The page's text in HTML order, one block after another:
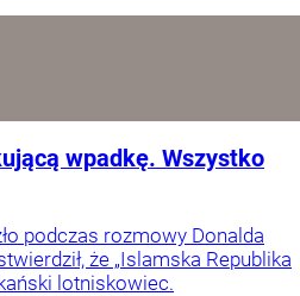
wpadkę. Wszystko
podczas rozmowy Donalda
że „Islamska Republika
lotniskowiec.